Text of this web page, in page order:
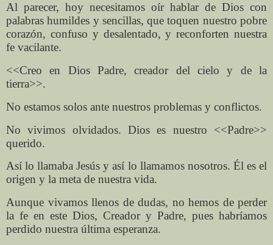
Al parecer, hoy necesitamos oír hablar de Dios con
palabras humildes y sencillas, que toquen nuestro pobre
corazón, confuso y desalentado, y reconforten nuestra
fe vacilante.
<<Creo en Dios Padre, creador del cielo y de la
tierra>>.
No estamos solos ante nuestros problemas y conflictos.
No vivimos olvidados. Dios es nuestro <<Padre>>
querido.
Así lo llamaba Jesús y así lo llamamos nosotros. Él es el
origen y la meta de nuestra vida.
Aunque vivamos llenos de dudas, no hemos de perder
la fe en este Dios, Creador y Padre, pues habríamos
perdido nuestra última esperanza.